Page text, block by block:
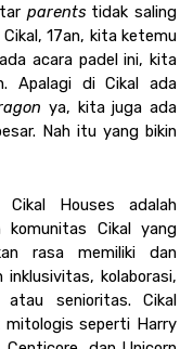
parents tidak saling
17an, kita ketemu
acara padel ini, kita
ya, kita juga ada
Nah itu yang bikin
Cikal Houses adalah
Cikal yang
rasa memiliki dan
kolaborasi,
atau senioritas. Cikal
mitologis seperti Harry